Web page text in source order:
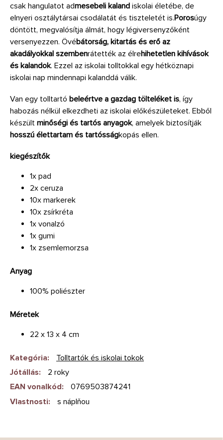
csak hangulatot admesebeli kaland iskolai életébe, de
elnyeri osztálytársai csodálatát és tiszteletét is.Porosúgy
döntött, megvalósítja álmát, hogy légiversenyzőként
versenyezzen. Övébátorság, kitartás és erő az
akadályokkal szembenrátették az élrehihetetlen kihívások
és kalandok. Ezzel az iskolai tolltokkal egy hétköznapi
iskolai nap mindennapi kalanddá válik.
Van egy tolltartó beleértve a gazdag tölteléket is, így
habozás nélkül elkezdheti az iskolai előkészületeket. Ebből
készült minőségi és tartós anyagok, amelyek biztosítják
hosszú élettartam és tartósságkopás ellen.
kiegészítők
1x pad
2x ceruza
10x markerek
10x zsírkréta
1x vonalzó
1x gumi
1x zsemlemorzsa
Anyag
100% poliészter
Méretek
22 x 13 x 4 cm
Kategória:
Tolltartók és iskolai tokok
Jótállás:
2 roky
EAN vonalkód:
0769503874241
Vlastnosti: s náplňou